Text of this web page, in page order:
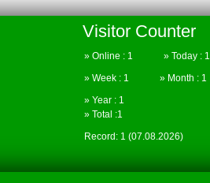
Visitor Counter
» Online : 1 » Today : 1
» Week : 1 » Month : 1
» Year : 1
» Total :1
Record: 1 (07.08.2026)